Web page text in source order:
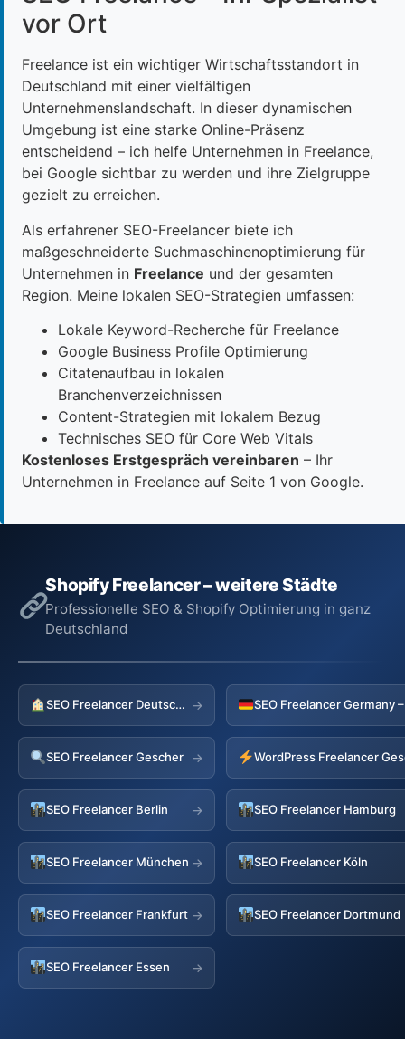
vor Ort
Freelance ist ein wichtiger Wirtschaftsstandort in
Deutschland mit einer vielfältigen
Unternehmenslandschaft. In dieser dynamischen
Umgebung ist eine starke Online-Präsenz
entscheidend – ich helfe Unternehmen in Freelance,
bei Google sichtbar zu werden und ihre Zielgruppe
gezielt zu erreichen.
Als erfahrener SEO-Freelancer biete ich
maßgeschneiderte Suchmaschinenoptimierung für
Unternehmen in Freelance und der gesamten
Region. Meine lokalen SEO-Strategien umfassen:
Lokale Keyword-Recherche für Freelance
Google Business Profile Optimierung
Citatenaufbau in lokalen
Branchenverzeichnissen
Content-Strategien mit lokalem Bezug
Technisches SEO für Core Web Vitals
Kostenloses Erstgespräch vereinbaren – Ihr
Unternehmen in Freelance auf Seite 1 von Google.
Shopify Freelancer – weitere Städte
Professionelle SEO & Shopify Optimierung in ganz
Deutschland
SEO Freelancer Deutschland →
SEO Freelancer Gescher → WordPress Freelancer
SEO Freelancer Berlin → SEO Freelancer Hamburg
SEO Freelancer München → SEO Freelancer Köln
SEO Freelancer Frankfurt → SEO Freelancer Dortmund
SEO Freelancer Essen →